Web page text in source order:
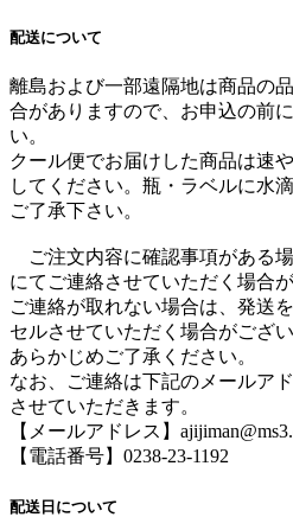
配送について
離島および一部遠隔地は商品の
合がありますので、お申込の前
い。
クール便でお届けした商品は速
してください。瓶・ラベルに水
ご了承下さい。
ご注文内容に確認事項がある
にてご連絡させていただく場合が
ご連絡が取れない場合は、発送
セルさせていただく場合がござい
あらかじめご了承ください。
なお、ご連絡は下記のメールア
させていただきます。
【メールアドレス】
【電話番号】0238-23-1192
配送日について